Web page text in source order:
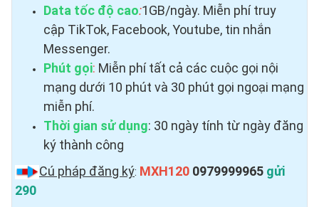
Data tốc độ cao:1GB/ngày. Miễn phí truy
cập TikTok, Facebook, Youtube, tin nhắn
Messenger.
Phút gọi: Miễn phí tất cả các cuộc gọi nội
mạng dưới 10 phút và 30 phút gọi ngoại mạng
miễn phí.
Thời gian sử dụng: 30 ngày tính từ ngày đăng
ký thành công
Cú pháp đăng ký: MXH120 0979999965 gửi
290